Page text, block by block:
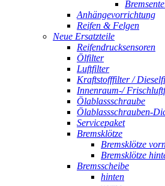
Anhängevorrichtung
Reifen & Felgen
Neue Ersatzteile
Reifendrucksensoren
Ölfilter
Luftfilter
Kraftstofffilter /
Innenraum-/
Ölablassschraube
Ölablassschrauben-
Servicepaket
Bremsklötze
Bremsklötze
Bremsklötze
Bremsscheibe
hinten